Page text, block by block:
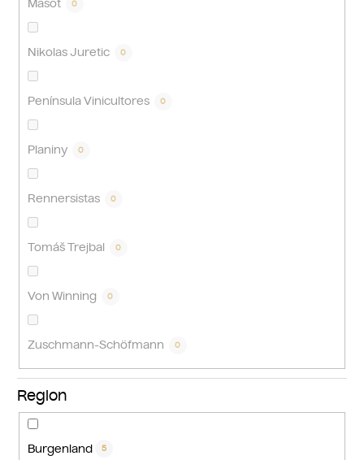
Masot 0
Nikolas Juretic 0
Península Vinicultores 0
Planiny 0
Rennersistas 0
Tomáš Trejbal 0
Von Winning 0
Zuschmann-Schöfmann 0
Region
Burgenland 5